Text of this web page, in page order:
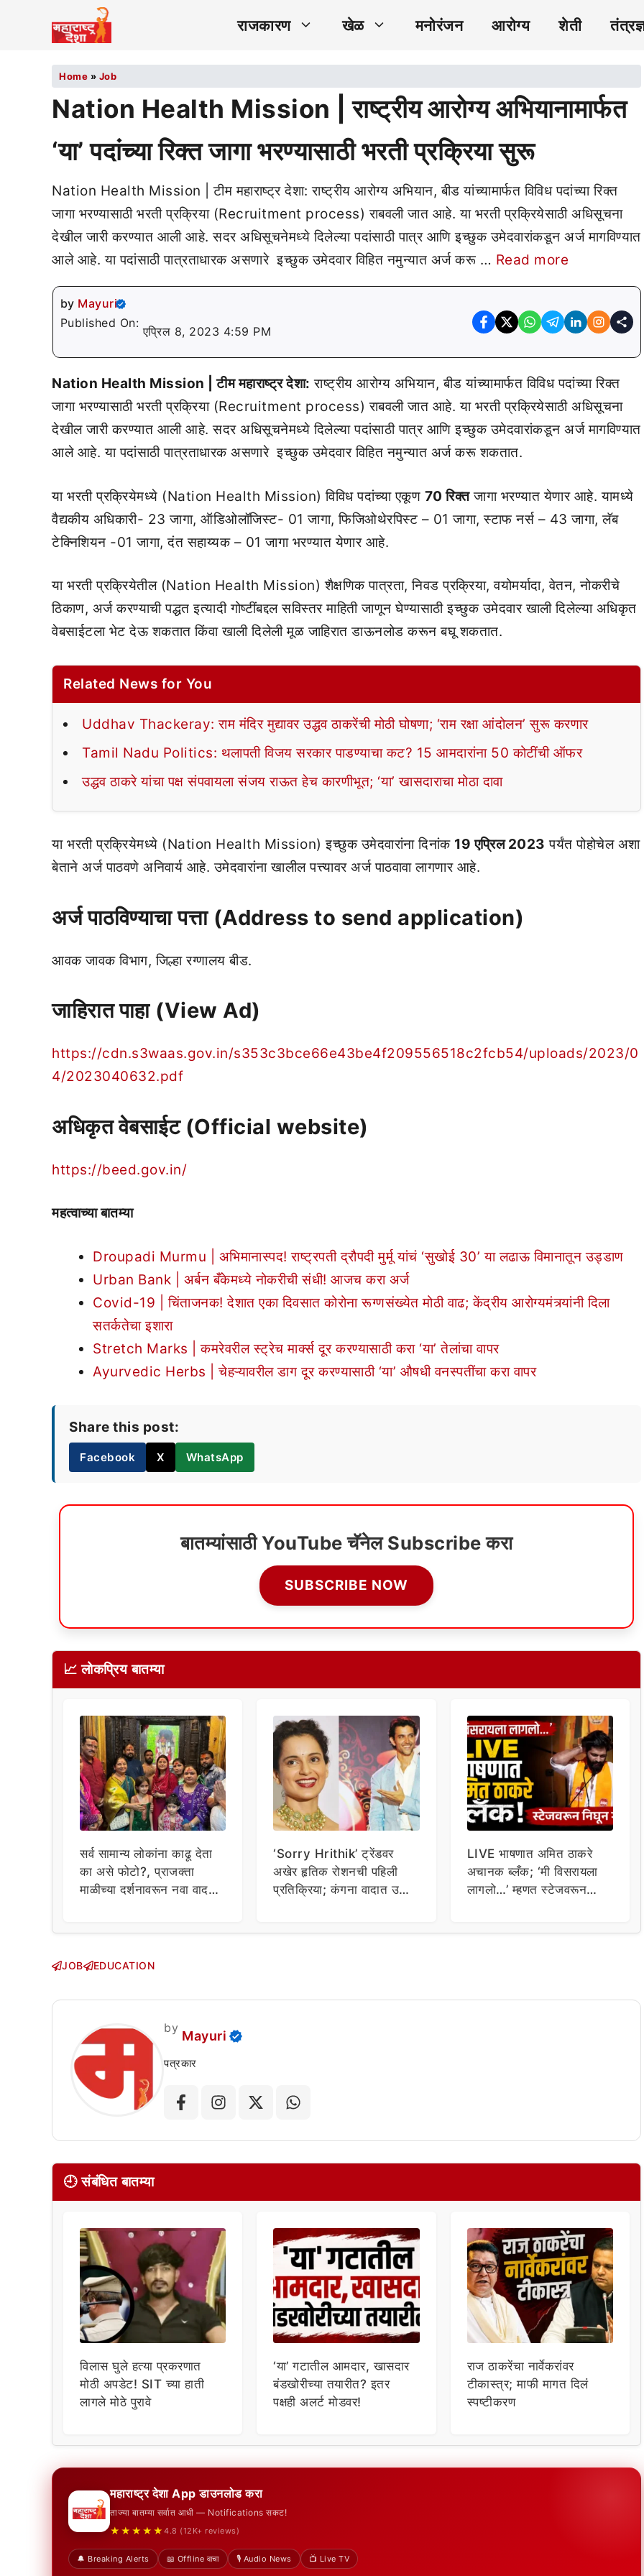
राजकारण खेळ मनोरंजन आरोग्य शेती
Home » Job
Nation Health Mission | राष्ट्रीय आरोग्य अभियानामार्फत
‘या’ पदांच्या रिक्त जागा भरण्यासाठी भरती प्रक्रिया सुरू
Nation Health Mission | टीम महाराष्ट्र देशा: राष्ट्रीय आरोग्य अभियान, बीड यांच्यामार्फत विविध पदांच्या रिक्त
जागा भरण्यासाठी भरती प्रक्रिया (Recruitment process) राबवली जात आहे. या भरती प्रक्रियेसाठी अधिसूचना
देखील जारी करण्यात आली आहे. सदर अधिसूचनेमध्ये दिलेल्या पदांसाठी पात्र आणि इच्छुक उमेदवारांकडून अर्ज मागविण्यात
आले आहे. या पदांसाठी पात्रताधारक असणारे इच्छुक उमेदवार विहित नमुन्यात अर्ज करू … Read more
by Mayuri
Published On:
एप्रिल 8, 2023 4:59 PM
Nation Health Mission | टीम महाराष्ट्र देशा: राष्ट्रीय आरोग्य अभियान, बीड यांच्यामार्फत विविध पदांच्या रिक्त
जागा भरण्यासाठी भरती प्रक्रिया (Recruitment process) राबवली जात आहे. या भरती प्रक्रियेसाठी अधिसूचना
देखील जारी करण्यात आली आहे. सदर अधिसूचनेमध्ये दिलेल्या पदांसाठी पात्र आणि इच्छुक उमेदवारांकडून अर्ज मागविण्यात
आले आहे. या पदांसाठी पात्रताधारक असणारे इच्छुक उमेदवार विहित नमुन्यात अर्ज करू शकतात.
या भरती प्रक्रियेमध्ये (Nation Health Mission) विविध पदांच्या एकूण 70 रिक्तजागा भरण्यात येणार आहे. यामध्ये
वैद्यकीय अधिकारी- 23 जागा, ऑडिओलॉजिस्ट- 01 जागा, फिजिओथेरपिस्ट – 01 जागा, स्टाफ नर्स – 43 जागा, लॅब
टेक्निशियन -01 जागा, दंत सहाय्यक – 01 जागा भरण्यात येणार आहे.
या भरती प्रक्रियेतील (Nation Health Mission) शैक्षणिक पात्रता, निवड प्रक्रिया, वयोमर्यादा, वेतन, नोकरीचे
ठिकाण, अर्ज करण्याची पद्धत इत्यादी गोष्टींबद्दल सविस्तर माहिती जाणून घेण्यासाठी इच्छुक उमेदवार खाली दिलेल्या अधिकृत
वेबसाईटला भेट देऊ शकतात किंवा खाली दिलेली मूळ जाहिरात डाऊनलोड करून बघू शकतात.
Related News for You
Uddhav Thackeray: राम मंदिर मुद्यावर उद्धव ठाकरेंची मोठी घोषणा; ‘राम रक्षा आंदोलन’ सुरू करणार
Tamil Nadu Politics: थलापती विजय सरकार पाडण्याचा कट? 15 आमदारांना 50 कोटींची ऑफर
उद्धव ठाकरे यांचा पक्ष संपवायला संजय राऊत हेच कारणीभूत; ‘या’ खासदाराचा मोठा दावा
या भरती प्रक्रियेमध्ये (Nation Health Mission) इच्छुक उमेदवारांना दिनांक 19 एप्रिल 2023 पर्यंत पोहोचेल अशा
बेताने अर्ज पाठवणे अनिवार्य आहे. उमेदवारांना खालील पत्त्यावर अर्ज पाठवावा लागणार आहे.
अर्ज पाठविण्याचा पत्ता (Address to send application)
आवक जावक विभाग, जिल्हा रग्णालय बीड.
जाहिरात पाहा (View Ad)
https://cdn.s3waas.gov.in/s353c3bce66e43be4f209556518c2fcb54/uploads/2023/0
4/2023040632.pdf
अधिकृत वेबसाईट (Official website)
https://beed.gov.in/
महत्वाच्या बातम्या
Droupadi Murmu | अभिमानास्पद! राष्ट्रपती द्रौपदी मुर्मू यांचं ‘सुखोई 30’ या लढाऊ विमानातून उड्डाण
Urban Bank | अर्बन बँकेमध्ये नोकरीची संधी! आजच करा अर्ज
Covid-19 | चिंताजनक! देशात एका दिवसात कोरोना रूग्णसंख्येत मोठी वाढ; केंद्रीय आरोग्यमंत्र्यांनी दिला
सतर्कतेचा इशारा
Stretch Marks | कमरेवरील स्ट्रेच मार्क्स दूर करण्यासाठी करा ‘या’ तेलांचा वापर
Ayurvedic Herbs | चेहऱ्यावरील डाग दूर करण्यासाठी ‘या’ औषधी वनस्पतींचा करा वापर
Share this post:
Facebook X WhatsApp
बातम्यांसाठी YouTube चॅनेल Subscribe करा
SUBSCRIBE NOW
📈 लोकप्रिय बातम्या
सर्व सामान्य लोकांना काढू देता
का असे फोटो?, प्राजक्ता
माळीच्या दर्शनावरून नवा वाद;
‘Sorry Hrithik’ ट्रेंडवर
अखेर हृतिक रोशनची पहिली
प्रतिक्रिया; कंगना वादात उडी
LIVE भाषणात अमित ठाकरे
अचानक ब्लँक; ‘मी विसरायला
लागलो…’ म्हणत स्टेजवरून
JOB EDUCATION
by
Mayuri
पत्रकार
🕘 संबंधित बातम्या
विलास घुले हत्या प्रकरणात
मोठी अपडेट! SIT च्या हाती
लागले मोठे पुरावे
‘या’ गटातील आमदार, खासदार
बंडखोरीच्या तयारीत? इतर
पक्षही अलर्ट मोडवर!
राज ठाकरेंचा नार्वेकरांवर
टीकास्त्र; माफी मागत दिलं
स्पष्टीकरण
महाराष्ट्र देशा App डाउनलोड करा
ताज्या बातम्या सर्वात आधी — Notifications सकट!
★★★★★ 4.8 (12K+ reviews)
🔔 Breaking Alerts 📖 Offline वाचा 🎙️ Audio News 📺 Live TV